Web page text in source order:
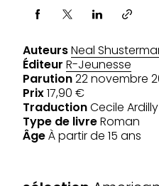
Partager via
AuteursNeal
Éditeur R-Jeunesse
Parution22 novembre
Prix17,90 €
TraductionCecile Ardilly
Type de livreRoman
ÂgeÀ partir de 15 ans